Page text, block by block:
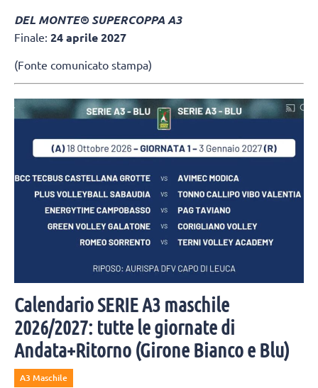
DEL MONTE® SUPERCOPPA A3
Finale: 24 aprile 2027
(Fonte comunicato stampa)
Calendario SERIE A3 maschile
2026/2027: tutte le giornate di
Andata+Ritorno (Girone Bianco e Blu)
A3 Maschile